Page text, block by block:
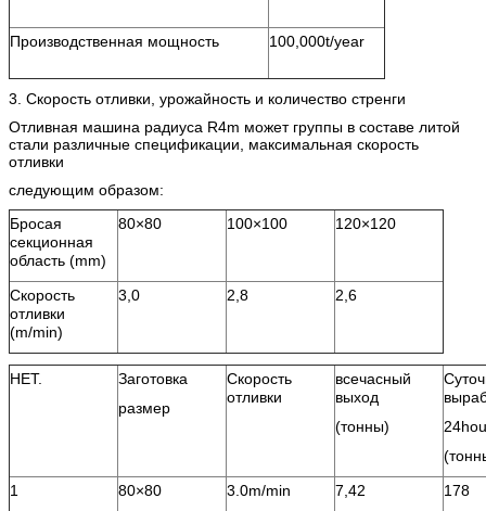
Производственная мощность 100,000t/year
3. Скорость отливки, урожайность и количество стренги
Отливная машина радиуса R4m может группы в составе литой
стали различные спецификации, максимальная скорость
отливки
следующим образом:
Бросая
секционная
область (mm)
80×80 100×100 120×120
Скорость
отливки
(m/min)
3,0 2,8 2,6
НЕТ.
Заготовка
размер
Скорость
отливки
всечасный
выход
(тонны)
1
80×80 3.0m/min 7,42 178